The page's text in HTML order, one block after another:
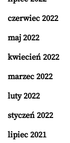
czerwiec 2022
maj 2022
kwiecień 2022
marzec 2022
luty 2022
styczeń 2022
lipiec 2021